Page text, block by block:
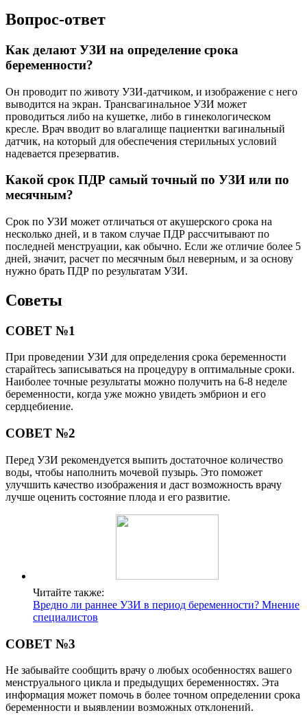
Вопрос-ответ
Как делают УЗИ на определение срока
беременности?
Он проводит по животу УЗИ-датчиком, и изображение с него
выводится на экран. Трансвагинальное УЗИ может
проводиться либо на кушетке, либо в гинекологическом
кресле. Врач вводит во влагалище пациентки вагинальный
датчик, на который для обеспечения стерильных условий
надевается презерватив.
Какой срок ПДР самый точный по УЗИ или по
месячным?
Срок по УЗИ может отличаться от акушерского срока на
несколько дней, и в таком случае ПДР рассчитывают по
последней менструации, как обычно. Если же отличие более 5
дней, значит, расчет по месячным был неверным, и за основу
нужно брать ПДР по результатам УЗИ.
Советы
СОВЕТ №1
При проведении УЗИ для определения срока беременности
старайтесь записываться на процедуру в оптимальные сроки.
Наиболее точные результаты можно получить на 6-8 неделе
беременности, когда уже можно увидеть эмбрион и его
сердцебиение.
СОВЕТ №2
Перед УЗИ рекомендуется выпить достаточное количество
воды, чтобы наполнить мочевой пузырь. Это поможет
улучшить качество изображения и даст возможность врачу
лучше оценить состояние плода и его развитие.
Читайте также:
Вредно ли раннее УЗИ в период беременности? Мнение
специалистов
СОВЕТ №3
Не забывайте сообщить врачу о любых особенностях вашего
менструального цикла и предыдущих беременностях. Эта
информация может помочь в более точном определении срока
беременности и выявлении возможных отклонений.